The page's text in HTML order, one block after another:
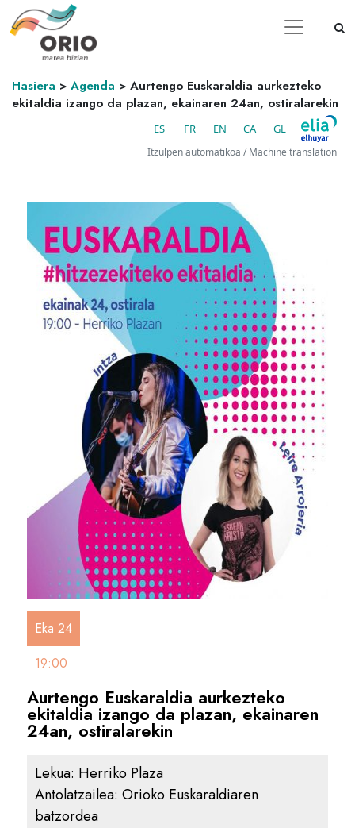
Hasiera > Agenda > Aurtengo Euskaraldia aurkezteko
ekitaldia izango da plazan, ekainaren 24an, ostiralarekin
ES FR EN CA GL
Itzulpen automatikoa / Machine translation
Eka 24
19:00
Aurtengo Euskaraldia aurkezteko
ekitaldia izango da plazan, ekainaren
24an, ostiralarekin
Lekua: Herriko Plaza
Antolatzailea:Orioko Euskaraldiaren
batzordea